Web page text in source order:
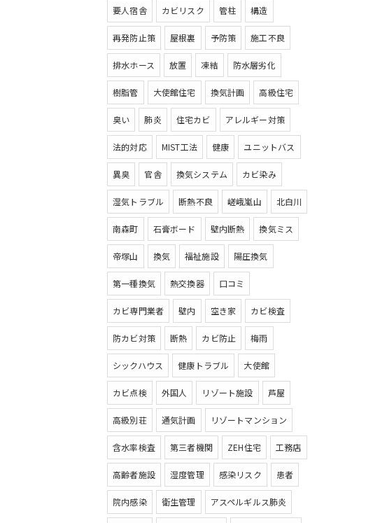
要人宿舎 カビリスク 管柱 構造
再発防止策 屋根裏 予防策 施工不良
排水ホース 放置 凍結 防水層劣化
樹脂管 大使館住宅 換気計画 高級住宅
臭い 肺炎 住宅カビ アレルギー対策
法的対応 MIST工法 健康 ユニットバス
異臭 官舎 換気システム カビ染み
湿気トラブル 断熱不良 嵯峨嵐山 北白川
南森町 石膏ボード 壁内断熱 換気ミス
帝塚山 換気 福祉施設 陽圧換気
第一種換気 熱交換器 口コミ
カビ専門業者 壁内 空き家 カビ検査
防カビ対策 断熱 カビ防止 梅雨
シックハウス 健康トラブル 大使館
カビ点検 外国人 リゾート施設 芦屋
高級別荘 通気計画 リゾートマンション
含水率検査 第三者機関 ZEH住宅 工務店
高齢者施設 湿度管理 感染リスク 患者
院内感染 衛生管理 アスペルギルス肺炎